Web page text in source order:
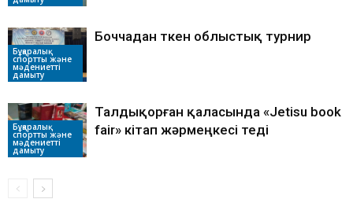
Бұқаралық
спортты және
мәдениетті
дамыту
Боччадан өткен облыстық турнир
Бұқаралық
спортты және
мәдениетті
дамыту
Талдықорған қаласында «Jetisu book
fair» кітап жәрмеңкесі өтеді